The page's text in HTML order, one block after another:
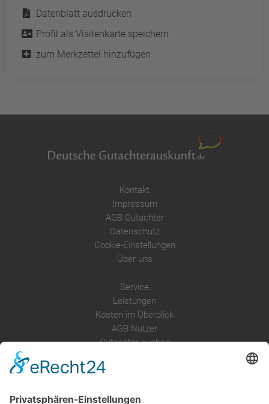
Akzeptieren
powered by Usercentrics Consent
Management Platform
Datenblatt ausdrucken
Profil als Visitenkarte speichern
zum Merkzettel hinzufügen
Kontakt
Impressum
AGB Gutachter
Datenschutz
Cookie-Einstellungen
Über uns
Service
Leistungen
Kosten im Überblick
AGB Nutzer
Gutachter suchen
Anfrage